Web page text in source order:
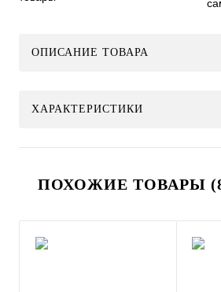
ОПИСАНИЕ ТОВАРА
ХАРАКТЕРИСТИКИ
ПОХОЖИЕ ТОВАРЫ